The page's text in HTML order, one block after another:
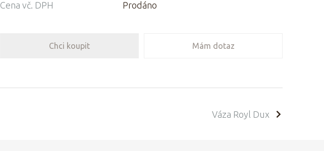
Cena vč. DPH
Prodáno
Chci koupit Mám dotaz
Váza Royl Dux